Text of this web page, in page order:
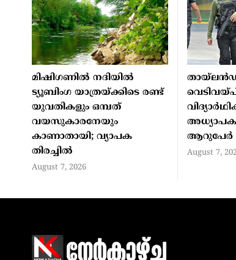
മിഷിഗണില്‍ നദിയില്‍
ട്യൂബിംഗ യാത്രയ്ക്കിടെ രണ്ട്
യുവതികളും ഒമ്പത്
വയസുകാരനേയും
കാണാതായി; വ്യാപക
തിരച്ചില്‍
August 7, 2026
ആറുപേര്‍
August 7,